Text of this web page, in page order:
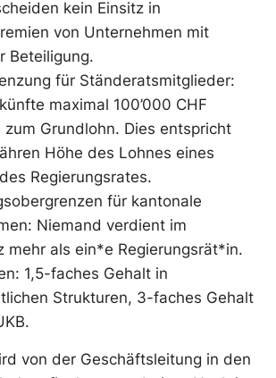
kein Einsitz in
von Unternehmen mit
Beteiligung.
für Ständeratsmitglieder:
maximal 100’000 CHF
zum Grundlohn. Dies entspricht
Höhe des Lohnes eines
Regierungsrates.
für kantonale
Niemand verdient im
mehr als ein*e Regierungsrät*in.
1,5-faches Gehalt in
Strukturen, 3-faches Gehalt
von der Geschäftsleitung in den